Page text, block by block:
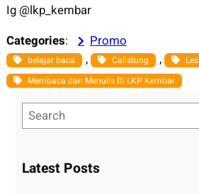
Ig @lkp_kembar
Categories: Promo
belajar baca , Calistung ,
Membaca dan Menulis Di LKP Kembar
e
rLatest Posts